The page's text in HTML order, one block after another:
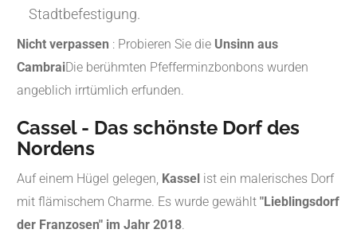
Stadtbefestigung.
Nicht verpassen : Probieren Sie die Unsinn aus
CambraiDie berühmten Pfefferminzbonbons wurden
angeblich irrtümlich erfunden.
Cassel - Das schönste Dorf des
Nordens
Auf einem Hügel gelegen, Kassel ist ein malerisches Dorf
mit flämischem Charme. Es wurde gewählt "Lieblingsdorf
der Franzosen" im Jahr 2018